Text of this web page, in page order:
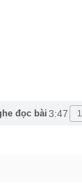
đọc bài 3:47